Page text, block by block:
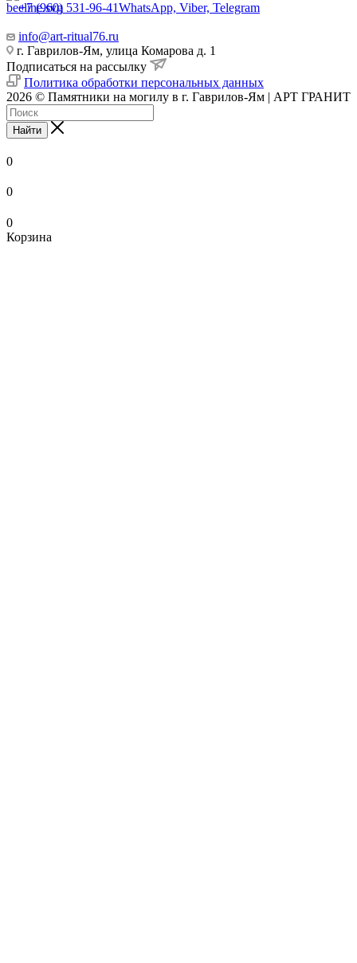
+7 (960) 531-96-41WhatsApp, Viber, Telegram
info@art-ritual76.ru
г. Гаврилов-Ям, улица Комарова д. 1
Подписаться на рассылку
Политика обработки персональных данных
2026 © Памятники на могилу в г. Гаврилов-Ям | АРТ ГРАНИТ
Найти
0
0
0
Корзина